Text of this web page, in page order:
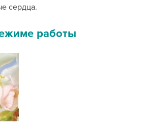
сердца.
работы